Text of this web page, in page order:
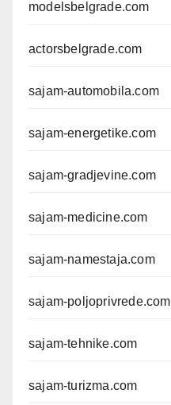
modelsbelgrade.com
actorsbelgrade.com
sajam-automobila.com
sajam-energetike.com
sajam-gradjevine.com
sajam-medicine.com
sajam-namestaja.com
sajam-poljoprivrede.com
sajam-tehnike.com
sajam-turizma.com